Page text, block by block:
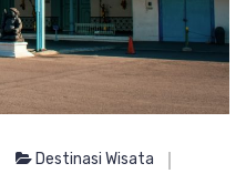
Destinasi Wisata